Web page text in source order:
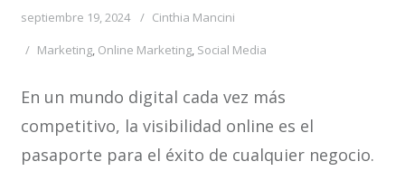
septiembre 19, 2024
Cinthia Mancini
Marketing, Online Marketing, Social Media
En un mundo digital cada vez más
competitivo, la visibilidad online es el
pasaporte para el éxito de cualquier negocio.